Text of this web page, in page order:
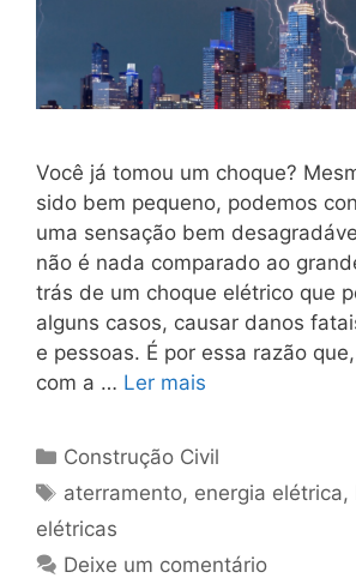
Você já tomou um choque?
sido bem pequeno, podemos
uma sensação bem
não é nada comparado ao
trás de um choque elétrico que
alguns casos, causar danos
e pessoas. É por essa razão
com a … Ler mais
Construção Civil
aterramento, energia elétrica,
elétricas
Deixe um comentário